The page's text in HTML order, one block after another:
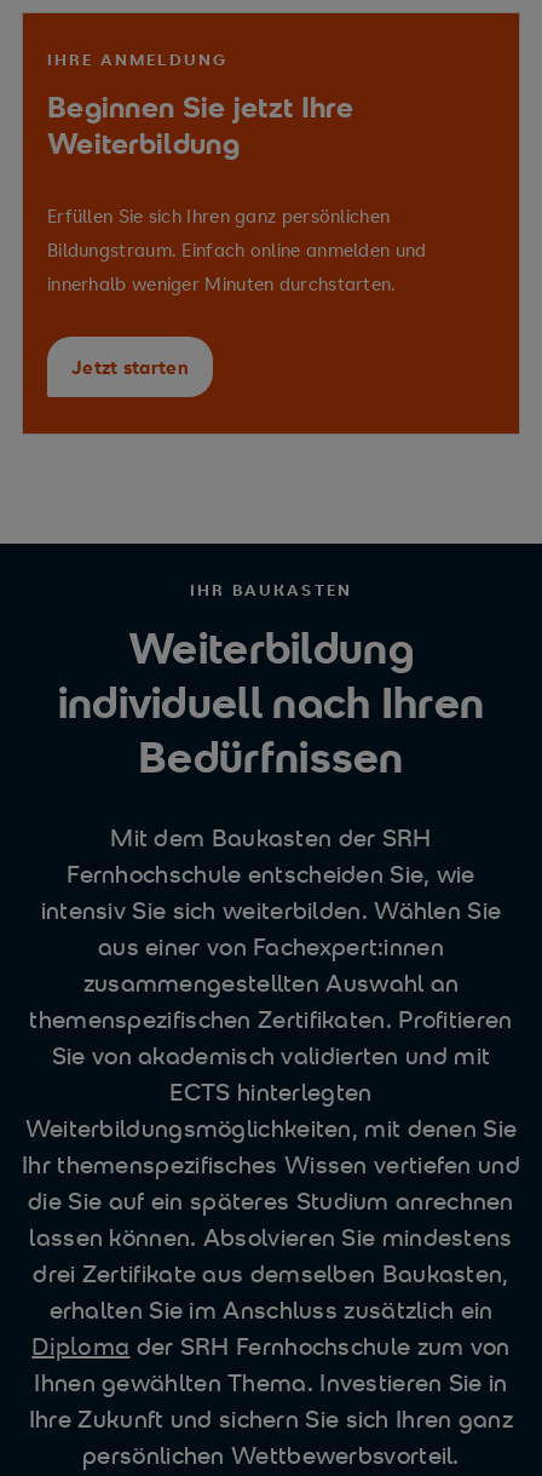
IHRE ANMELDUNG
Beginnen Sie jetzt Ihre
Weiterbildung
Erfüllen Sie sich Ihren ganz persönlichen
Bildungstraum. Einfach online anmelden und
innerhalb weniger Minuten durchstarten.
Jetzt starten
IHR BAUKASTEN
Weiterbildung
individuell nach Ihren
Bedürfnissen
Mit dem Baukasten der SRH
Fernhochschule entscheiden Sie, wie
intensiv Sie sich weiterbilden. Wählen Sie
aus einer von Fachexpert:innen
zusammengestellten Auswahl an
themenspezifischen Zertifikaten. Profitieren
Sie von akademisch validierten und mit
ECTS hinterlegten
Weiterbildungsmöglichkeiten, mit denen Sie
Ihr themenspezifisches Wissen vertiefen und
die Sie auf ein späteres Studium anrechnen
lassen können. Absolvieren Sie mindestens
drei Zertifikate aus demselben Baukasten,
erhalten Sie im Anschluss zusätzlich ein
Diploma der SRH Fernhochschule zum von
Ihnen gewählten Thema. Investieren Sie in
Ihre Zukunft und sichern Sie sich Ihren ganz
persönlichen Wettbewerbsvorteil.